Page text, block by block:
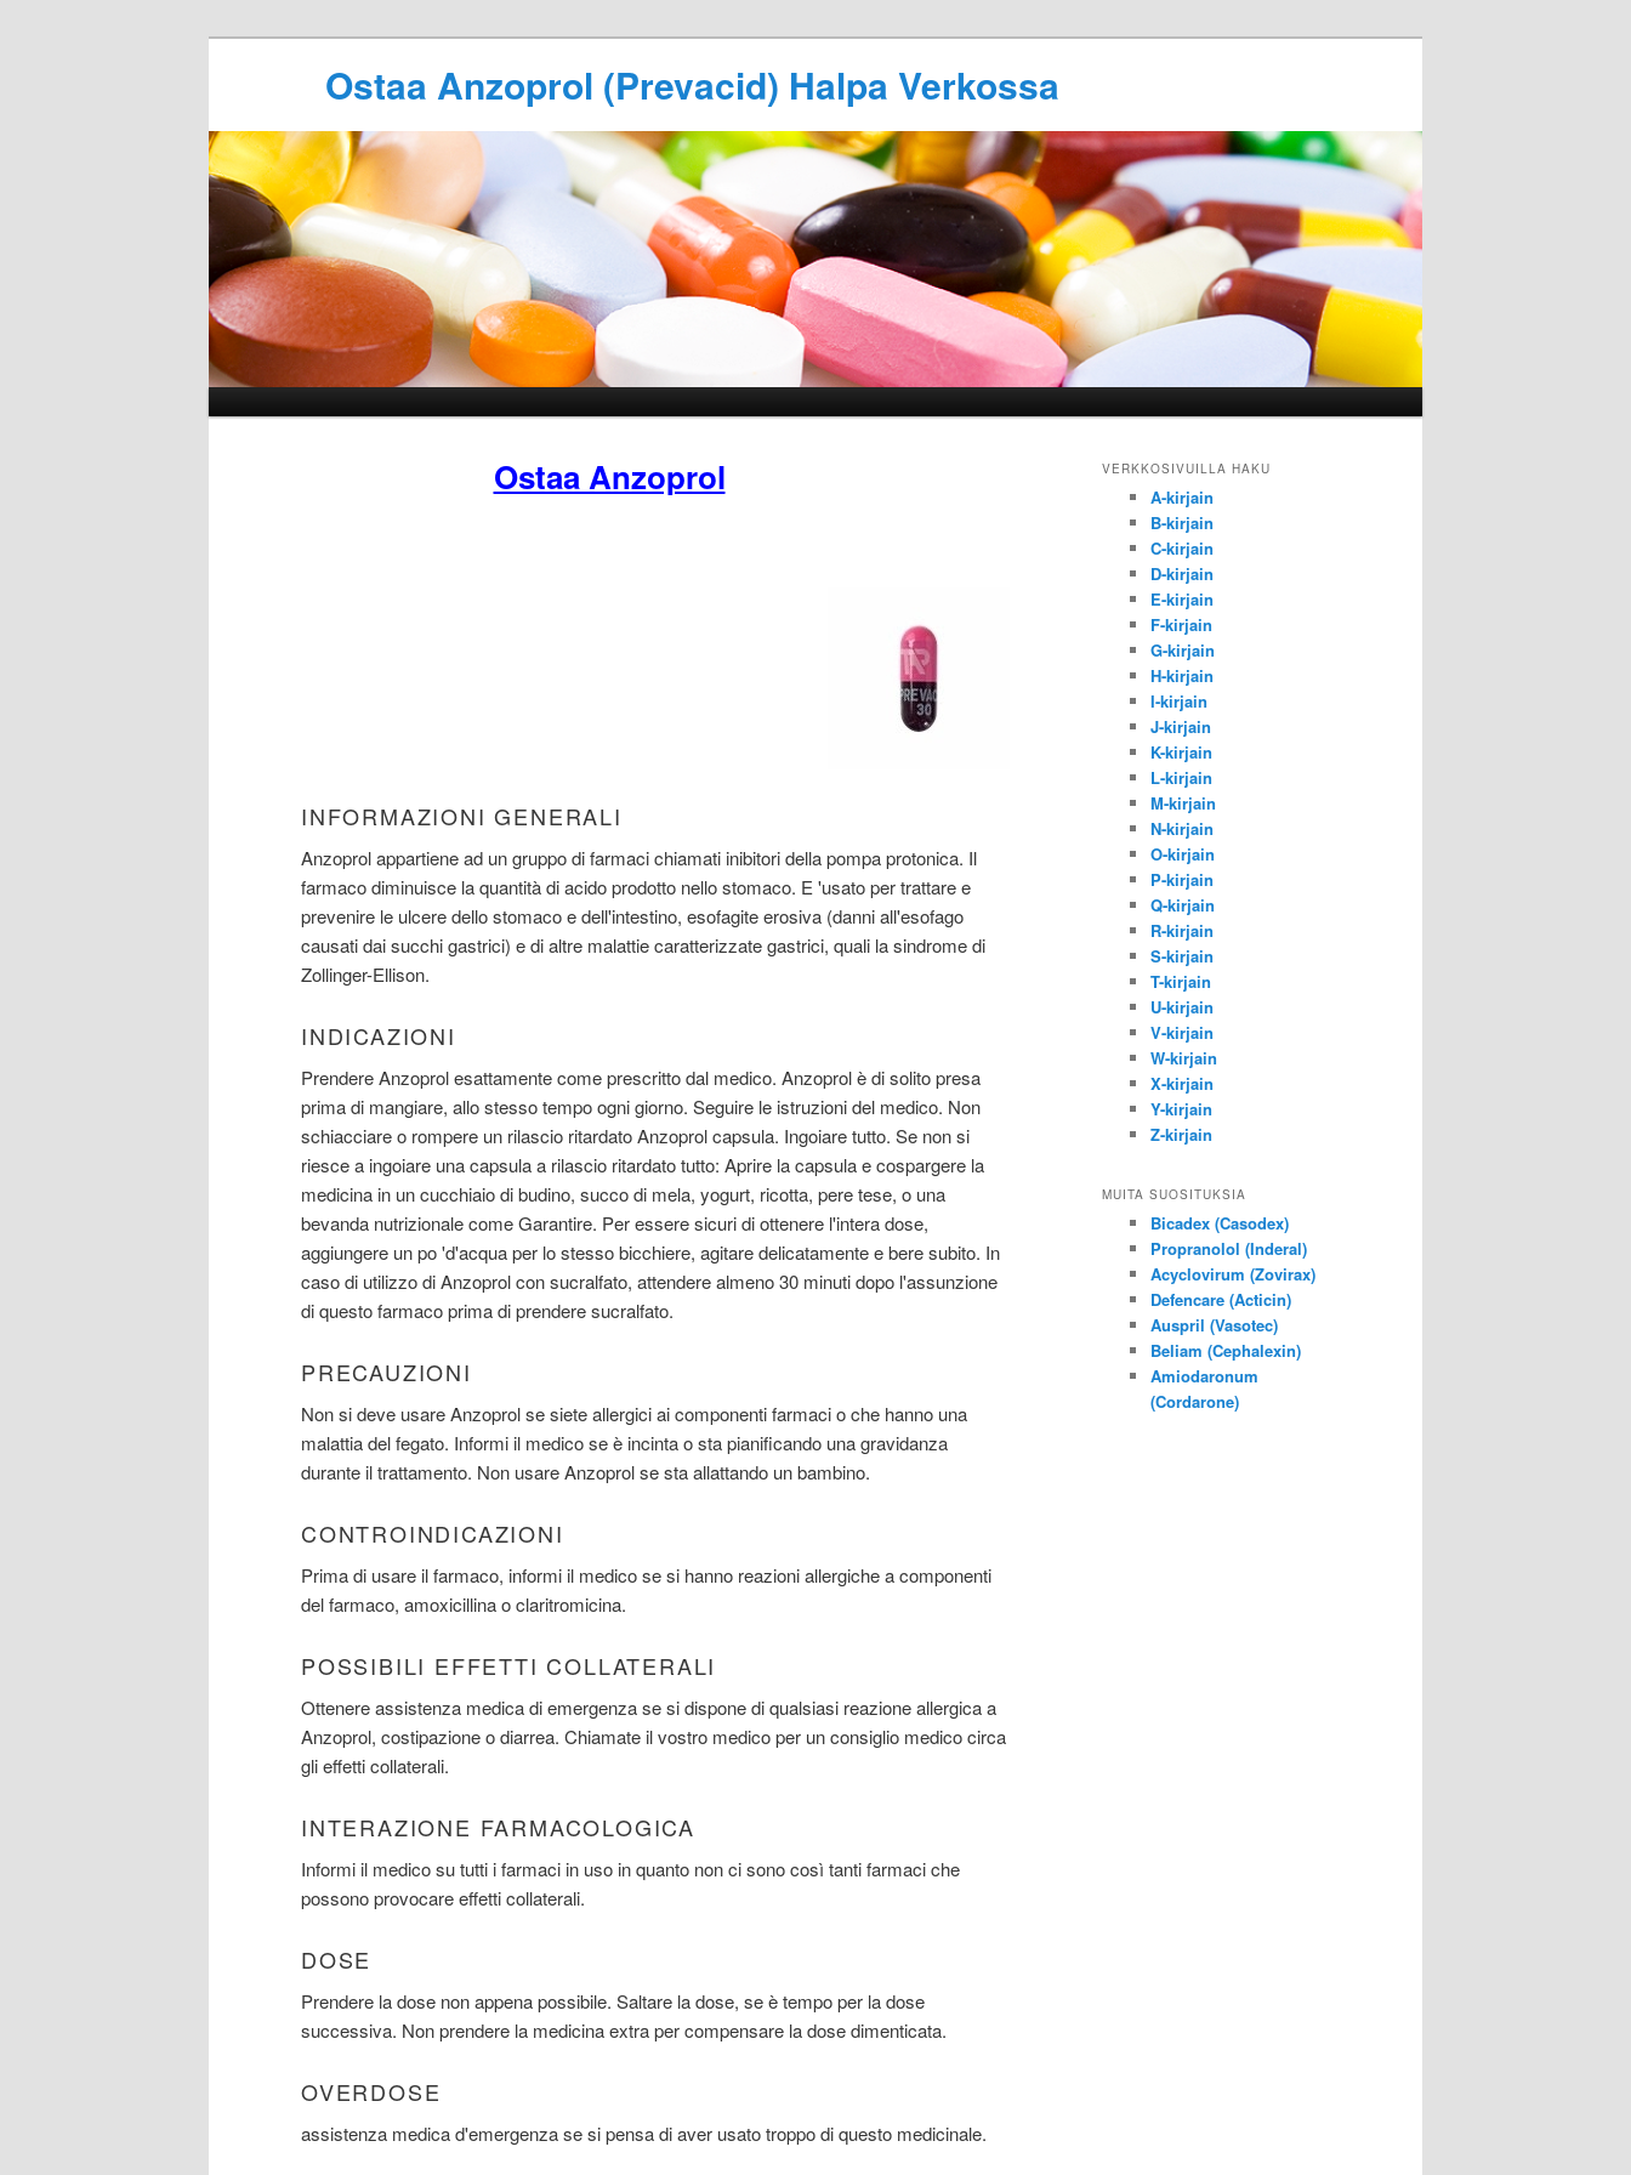
Ostaa Anzoprol (Prevacid) Halpa Verkossa
Ostaa Anzoprol
INFORMAZIONI GENERALI
Anzoprol appartiene ad un gruppo di farmaci chiamati inibitori della pompa protonica. Il
farmaco diminuisce la quantità di acido prodotto nello stomaco. E 'usato per trattare e
prevenire le ulcere dello stomaco e dell'intestino, esofagite erosiva (danni all'esofago
causati dai succhi gastrici) e di altre malattie caratterizzate gastrici, quali la sindrome di
Zollinger-Ellison.
INDICAZIONI
Prendere Anzoprol esattamente come prescritto dal medico. Anzoprol è di solito presa
prima di mangiare, allo stesso tempo ogni giorno. Seguire le istruzioni del medico. Non
schiacciare o rompere un rilascio ritardato Anzoprol capsula. Ingoiare tutto. Se non si
riesce a ingoiare una capsula a rilascio ritardato tutto: Aprire la capsula e cospargere la
medicina in un cucchiaio di budino, succo di mela, yogurt, ricotta, pere tese, o una
bevanda nutrizionale come Garantire. Per essere sicuri di ottenere l'intera dose,
aggiungere un po 'd'acqua per lo stesso bicchiere, agitare delicatamente e bere subito. In
caso di utilizzo di Anzoprol con sucralfato, attendere almeno 30 minuti dopo l'assunzione
di questo farmaco prima di prendere sucralfato.
PRECAUZIONI
Non si deve usare Anzoprol se siete allergici ai componenti farmaci o che hanno una
malattia del fegato. Informi il medico se è incinta o sta pianificando una gravidanza
durante il trattamento. Non usare Anzoprol se sta allattando un bambino.
CONTROINDICAZIONI
Prima di usare il farmaco, informi il medico se si hanno reazioni allergiche a componenti
del farmaco, amoxicillina o claritromicina.
POSSIBILI EFFETTI COLLATERALI
Ottenere assistenza medica di emergenza se si dispone di qualsiasi reazione allergica a
Anzoprol, costipazione o diarrea. Chiamate il vostro medico per un consiglio medico circa
gli effetti collaterali.
INTERAZIONE FARMACOLOGICA
Informi il medico su tutti i farmaci in uso in quanto non ci sono così tanti farmaci che
possono provocare effetti collaterali.
DOSE
Prendere la dose non appena possibile. Saltare la dose, se è tempo per la dose
successiva. Non prendere la medicina extra per compensare la dose dimenticata.
OVERDOSE
assistenza medica d'emergenza se si pensa di aver usato troppo di questo medicinale.
VERKKOSIVUILLA HAKU
A-kirjain
B-kirjain
C-kirjain
D-kirjain
E-kirjain
F-kirjain
G-kirjain
H-kirjain
I-kirjain
J-kirjain
K-kirjain
L-kirjain
M-kirjain
N-kirjain
O-kirjain
P-kirjain
Q-kirjain
R-kirjain
S-kirjain
T-kirjain
U-kirjain
V-kirjain
W-kirjain
X-kirjain
Y-kirjain
Z-kirjain
MUITA SUOSITUKSIA
Bicadex (Casodex)
Propranolol (Inderal)
Acyclovirum (Zovirax)
Defencare (Acticin)
Auspril (Vasotec)
Beliam (Cephalexin)
Amiodaronum
(Cordarone)